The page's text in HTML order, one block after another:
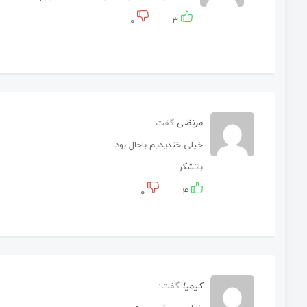
۳ ۰
مرتضی گفت:
خیلی خندیدیم باحال بود
باتشکر
۴ ۰
کیمیا گفت: